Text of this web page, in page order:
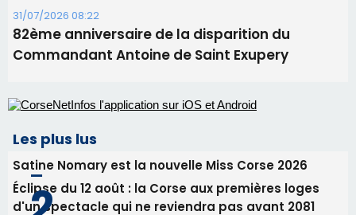
Satine Nomary est la nouvelle Miss Corse 2026
Éclipse du 12 août : la Corse aux premières loges
d'un spectacle qui ne reviendra pas avant 2081
profiter pleinement du spectacle ?
consommation en recul dans les restaurants
La gendarmerie alerte les restaurateurs corses
face à une nouvelle escroquerie au faux vendeur de
vin